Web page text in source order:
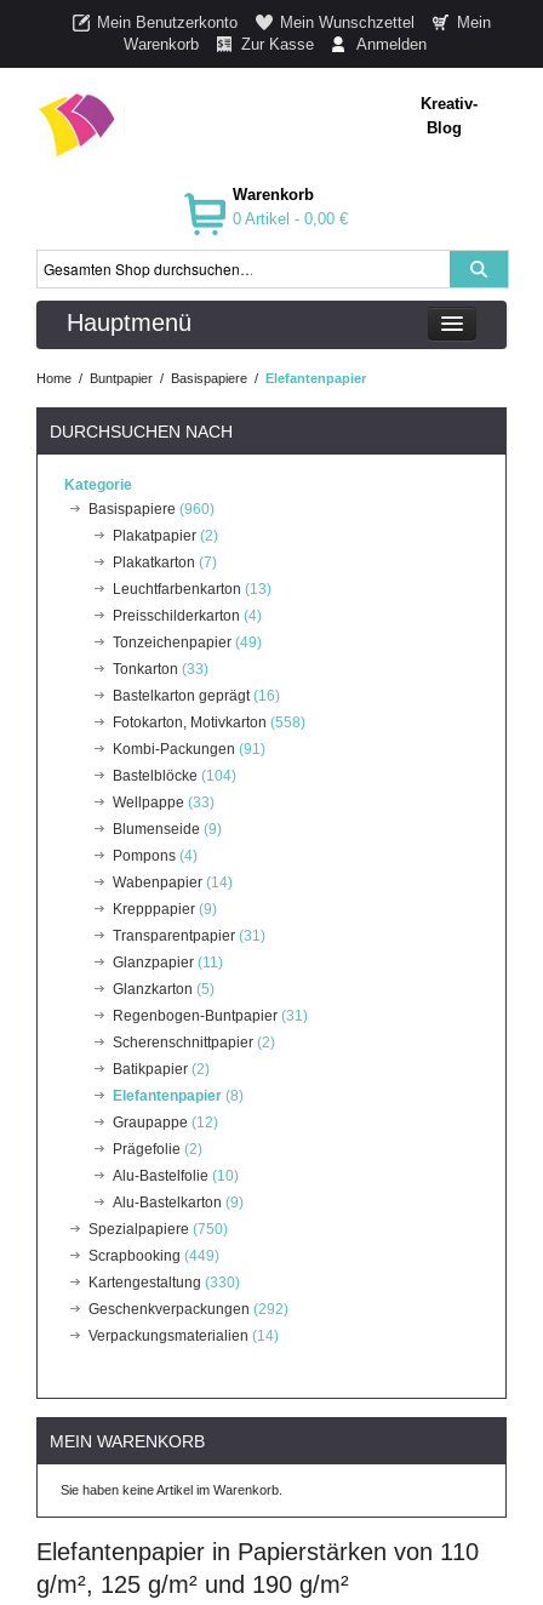
Mein Benutzerkonto Mein Wunschzettel
Mein
Warenkorb
Zur Kasse Anmelden
Kreativ-
Blog
Warenkorb
0 Artikel - 0,00 €
Hauptmenü
Home / Buntpapier / Basispapiere / Elefantenpapier
DURCHSUCHEN NACH
Kategorie
Basispapiere (960)
Plakatpapier (2)
Plakatkarton (7)
Leuchtfarbenkarton (13)
Preisschilderkarton (4)
Tonzeichenpapier (49)
Tonkarton (33)
Bastelkarton geprägt(16)
Fotokarton, Motivkarton (558)
Kombi-Packungen (91)
Bastelblöcke (104)
Wellpappe (33)
Blumenseide (9)
Pompons (4)
Wabenpapier (14)
Krepppapier (9)
Transparentpapier (31)
Glanzpapier (11)
Glanzkarton (5)
Regenbogen-Buntpapier (31)
Scherenschnittpapier (2)
Batikpapier (2)
Elefantenpapier (8)
Graupappe (12)
Prägefolie (2)
Alu-Bastelfolie (10)
Alu-Bastelkarton (9)
Spezialpapiere (750)
Scrapbooking (449)
Kartengestaltung (330)
Geschenkverpackungen (292)
Verpackungsmaterialien (14)
MEIN WARENKORB
Sie haben keine Artikel im Warenkorb.
Elefantenpapier in Papierstärken von 110
g/m², 125 g/m² und 190 g/m²